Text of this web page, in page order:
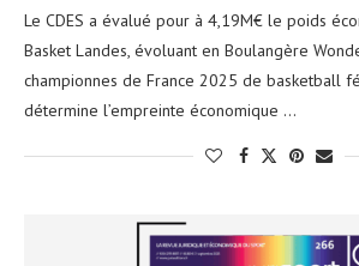
Le CDES a évalué pour à 4,19M€ le poids
Basket Landes, évoluant en Boulangère
championnes de France 2025 de basketball
détermine l’empreinte économique …